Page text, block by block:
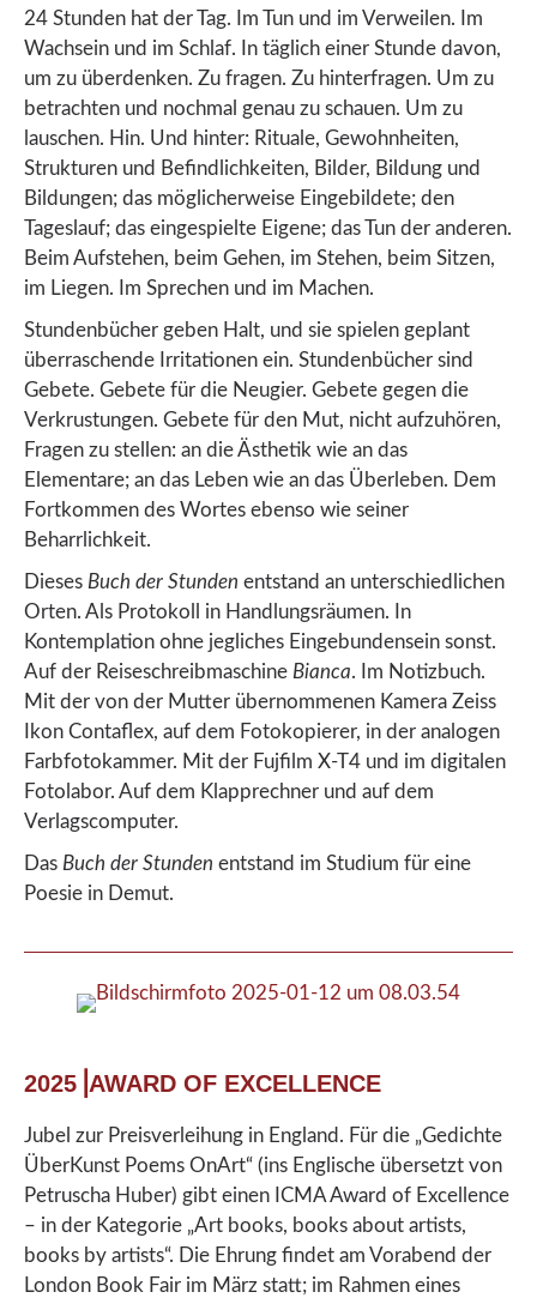
24 Stunden hat der Tag. Im Tun und im Verweilen. Im
Wachsein und im Schlaf. In täglich einer Stunde davon,
um zu überdenken. Zu fragen. Zu hinterfragen. Um zu
betrachten und nochmal genau zu schauen. Um zu
lauschen. Hin. Und hinter: Rituale, Gewohnheiten,
Strukturen und Befindlichkeiten, Bilder, Bildung und
Bildungen; das möglicherweise Eingebildete; den
Tageslauf; das eingespielte Eigene; das Tun der anderen.
Beim Aufstehen, beim Gehen, im Stehen, beim Sitzen,
im Liegen. Im Sprechen und im Machen.
Stundenbücher geben Halt, und sie spielen geplant
überraschende Irritationen ein. Stundenbücher sind
Gebete. Gebete für die Neugier. Gebete gegen die
Verkrustungen. Gebete für den Mut, nicht aufzuhören,
Fragen zu stellen: an die Ästhetik wie an das
Elementare; an das Leben wie an das Überleben. Dem
Fortkommen des Wortes ebenso wie seiner
Beharrlichkeit.
Dieses Buch der Stunden entstand an unterschiedlichen
Orten. Als Protokoll in Handlungsräumen. In
Kontemplation ohne jegliches Eingebundensein sonst.
Auf der Reiseschreibmaschine Bianca. Im Notizbuch.
Mit der von der Mutter übernommenen Kamera Zeiss
Ikon Contaflex, auf dem Fotokopierer, in der analogen
Farbfotokammer. Mit der Fujfilm X-T4 und im digitalen
Fotolabor. Auf dem Klapprechner und auf dem
Verlagscomputer.
Das Buch der Stunden entstand im Studium für eine
Poesie in Demut.
2025⎟AWARD OF EXCELLENCE
Jubel zur Preisverleihung in England. Für die „Gedichte
ÜberKunst Poems OnArt“ (ins Englische übersetzt von
Petruscha Huber) gibt einen ICMA Award of Excellence
– in der Kategorie „Art books, books about artists,
books by artists“. Die Ehrung findet am Vorabend der
London Book Fair im März statt; im Rahmen eines